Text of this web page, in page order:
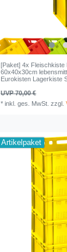
[Paket] 4x Fleischkiste
60x40x30cm
Eurokisten Lagerkiste
UVP 70,00 €
*inkl. ges. MwSt. zzgl.
Artikelpaket